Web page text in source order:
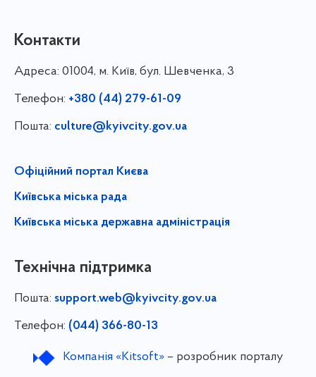
Контакти
Адреса: 01004, м. Київ, бул. Шевченка, 3
Телефон: +380 (44) 279-61-09
Пошта: culture@kyivcity.gov.ua
Офіційний портал Києва
Київська міська рада
Київська міська державна адміністрація
Технічна підтримка
Пошта: support.web@kyivcity.gov.ua
Телефон: (044) 366-80-13
Компанія «Kitsoft»– розробник порталу